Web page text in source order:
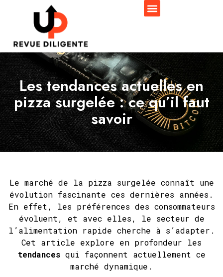
Les tendances actuelles en
pizza surgelée : ce qu’il faut
savoir
Le marché de la pizza surgelée connaît une
évolution fascinante ces dernières années.
En effet, les préférences des consommateurs
évoluent, et avec elles, le secteur de
l’alimentation rapide cherche à s’adapter.
Cet article explore en profondeur les
tendancesqui façonnent actuellement ce
marché dynamique.